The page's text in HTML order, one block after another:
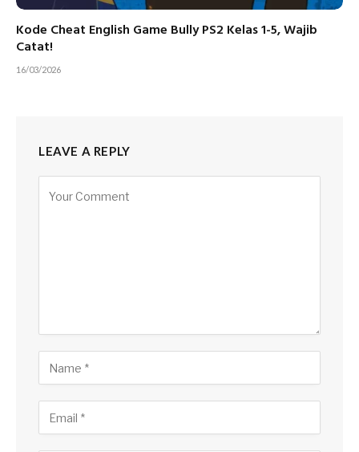
Kode Cheat English Game Bully PS2 Kelas 1-5, Wajib
Catat!
16/03/2026
LEAVE A REPLY